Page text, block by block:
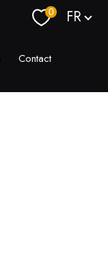
0 Langue
FR
Contact